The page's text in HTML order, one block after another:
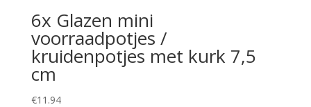
6x Glazen mini
voorraadpotjes /
kruidenpotjes met kurk 7,5
cm
€11.94